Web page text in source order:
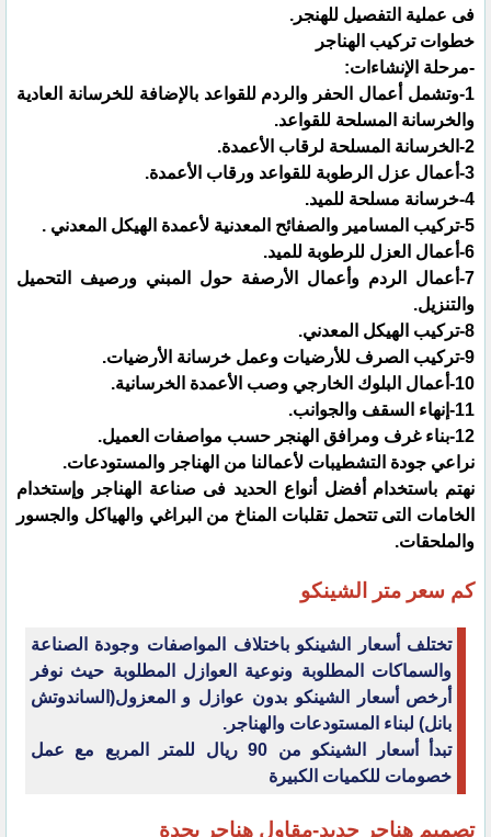
فى عملية التفصيل للهنجر.
خطوات تركيب الهناجر
‏-مرحلة الإنشاءات:‏
‏1-وتشمل أعمال الحفر والردم للقواعد بالإضافة للخرسانة العادية
والخرسانة المسلحة للقواعد.‏
‏7-أعمال الردم وأعمال الأرصفة حول المبني ورصيف التحميل
والتنزيل.‏
نراعي جودة التشطيبات لأعمالنا من الهناجر والمستودعات‏.
نهتم باستخدام أفضل أنواع الحديد فى صناعة الهناجر وإستخدام
الخامات التى تتحمل تقلبات المناخ من البراغي والهياكل والجسور
والملحقات.
كم سعر متر الشينكو
تختلف أسعار الشينكو باختلاف المواصفات وجودة الصناعة
والسماكات المطلوبة ونوعية العوازل المطلوبة حيث نوفر
‏أرخص أسعار الشينكو بدون عوازل و المعزول(الساندوتش
بانل) لبناء المستودعات والهناجر.‏
تبدأ أسعار الشينكو من 90 ريال للمتر المربع مع عمل
خصومات للكميات الكبيرة‏
تصميم هناجر حديد-مقاول هناجر بجدة